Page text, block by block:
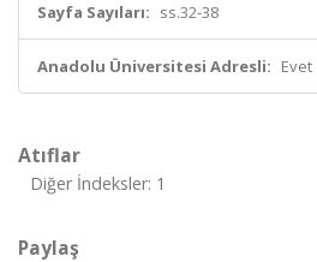
Sayfa Sayıları: ss.32-38
Anadolu Üniversitesi Adresli: Evet
Atıflar
Diğer İndeksler: 1
Paylaş